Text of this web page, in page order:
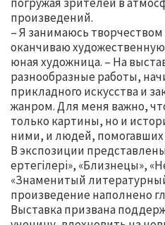
произведений.
– Я занимаюсь творчеством
оканчиваю
юная художница. – На
разнообразные работы,
прикладного искусства и
жанром. Для меня важно,
только картины, но и
ними, и людей, помогавших
В экспозиции
ертегілері», «Близнецы»,
«Знаменитый
произведение наполнено
Выставка призвана